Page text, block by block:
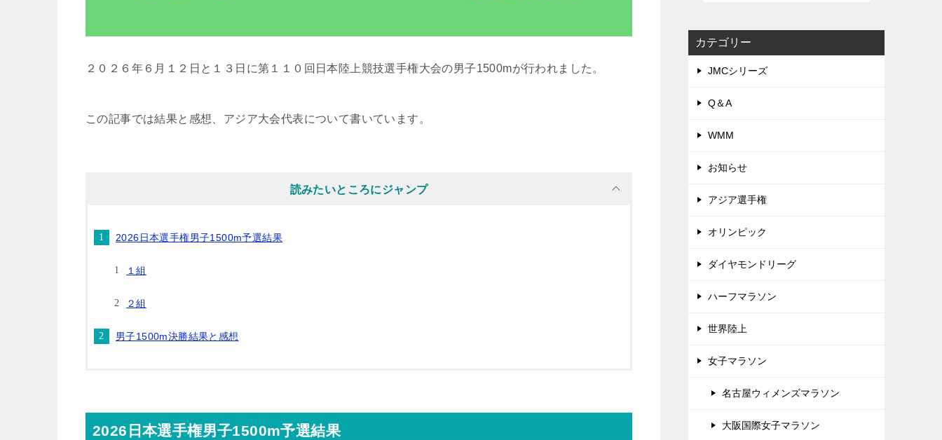
２０２６年６月１２日と１３日に第１１０回日本陸上競技選手権大会の男子1500mが行われました。
この記事では結果と感想、アジア大会代表について書いています。
読みたいところにジャンプ
2026日本選手権男子1500m予選結果
１組
２組
男子1500m決勝結果と感想
2026日本選手権男子1500m予選結果
カテゴリー
JMCシリーズ
Q＆A
WMM
お知らせ
アジア選手権
オリンピック
ダイヤモンドリーグ
ハーフマラソン
世界陸上
女子マラソン
名古屋ウィメンズマラソン
大阪国際女子マラソン